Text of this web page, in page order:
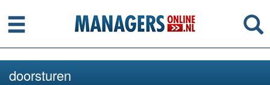
Menu
doorsturen